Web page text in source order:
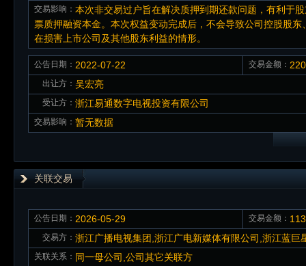
交易影响： 本次非交易过户旨在解决质押到期还款问题，有利于
票质押融资本金。本次权益变动完成后，不会导致公司控股股
在损害上市公司及其他股东利益的情形。
公告日期： 2022-07-22 交易金额：
出让方： 吴宏亮
受让方： 浙江易通数字电视投资有限公司
交易影响： 暂无数据
关联交易
公告日期： 2026-05-29 交易金额：
交易方： 浙江广播电视集团,浙江广电新媒体有限公司,浙江蓝巨
关联关系： 同一母公司,公司其它关联方